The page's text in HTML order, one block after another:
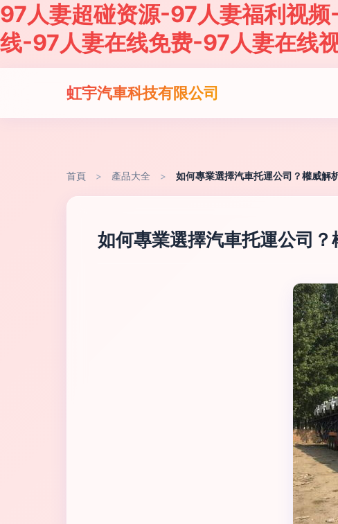
97人妻超碰资源-97人妻福利视
线-97人妻在线免费-97人妻在线
虹宇汽車科技有限公司
首頁 > 產品大全 > 如何專業選擇汽車托運公司？權威解
如何專業選擇汽車托運公司